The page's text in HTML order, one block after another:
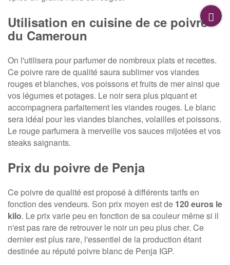
Utilisation en cuisine de ce poivre
du Cameroun
On l'utilisera pour parfumer de nombreux plats et recettes.
Ce poivre rare de qualité saura sublimer vos viandes
rouges et blanches, vos poissons et fruits de mer ainsi que
vos légumes et potages. Le noir sera plus piquant et
accompagnera parfaitement les viandes rouges. Le blanc
sera idéal pour les viandes blanches, volailles et poissons.
Le rouge parfumera à merveille vos sauces mijotées et vos
steaks saignants.
Prix du poivre de Penja
Ce poivre de qualité est proposé à différents tarifs en
fonction des vendeurs. Son prix moyen est de 120 euros le
kilo. Le prix varie peu en fonction de sa couleur même si il
n'est pas rare de retrouver le noir un peu plus cher. Ce
dernier est plus rare, l'essentiel de la production étant
destinée au réputé poivre blanc de Penja IGP.